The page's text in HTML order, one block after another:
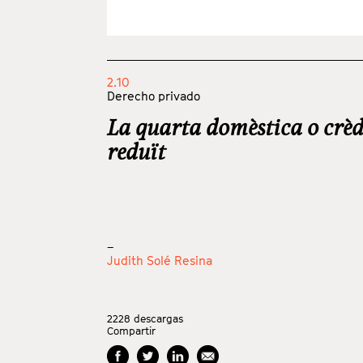
2.10
Derecho privado
La quarta domèstica o
reduït
_
Judith Solé Resina
2228 descargas
Compartir